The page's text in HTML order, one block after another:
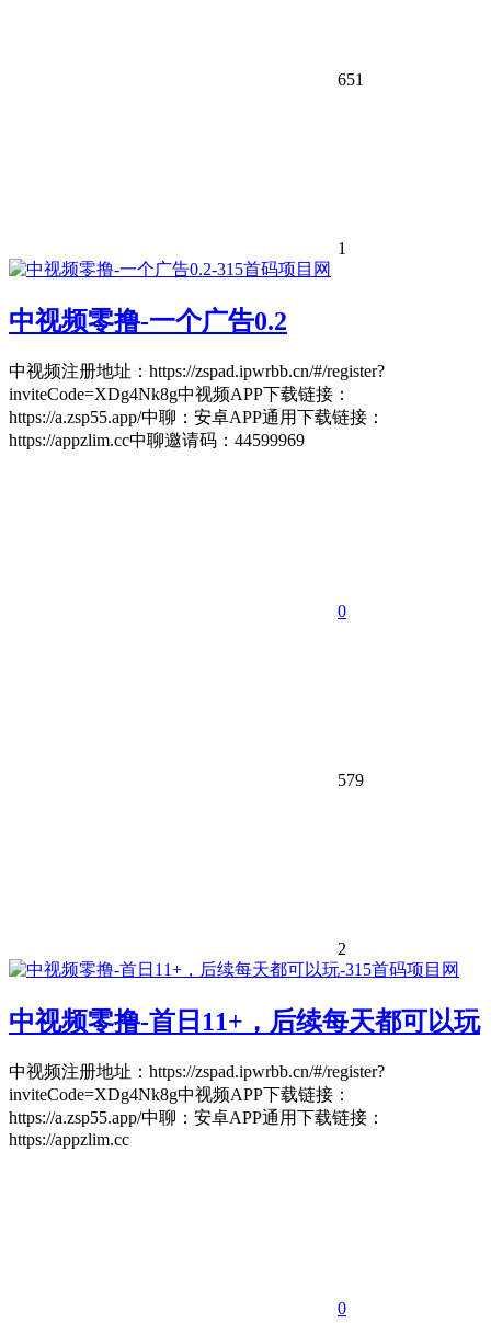
651
1
中视频零撸-一个广告0.2
中视频注册地址：https://zspad.ipwrbb.cn/#/register?
inviteCode=XDg4Nk8g中视频APP下载链接：
https://a.zsp55.app/中聊：安卓APP通用下载链接：
https://appzlim.cc中聊邀请码：44599969
0
579
2
中视频零撸-首日11+，后续每天都可以玩
中视频注册地址：https://zspad.ipwrbb.cn/#/register?
inviteCode=XDg4Nk8g中视频APP下载链接：
https://a.zsp55.app/中聊：安卓APP通用下载链接：
https://appzlim.cc
0